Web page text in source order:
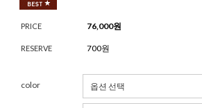
PRICE 76,000원
RESERVE 700원
color